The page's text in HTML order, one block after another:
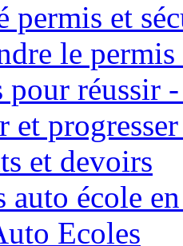
permis et
le permis
pour réussir
et
et devoirs
auto école
Ecoles